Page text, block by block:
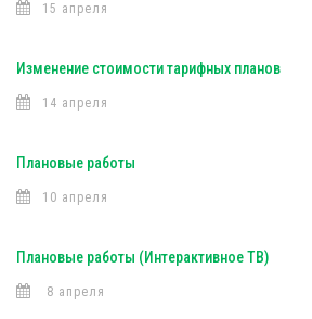
15 апреля
Изменение стоимости тарифных планов
14 апреля
Плановые работы
10 апреля
Плановые работы (Интерактивное ТВ)
8 апреля